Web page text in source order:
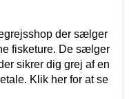
der sælger
fisketure. De sælger
sikrer dig grej af en
Klik her for at se